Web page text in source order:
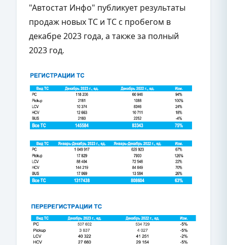
"Автостат Инфо" публикует результаты
продаж новых ТС и ТС с пробегом в
декабре 2023 года, а также за полный
2023 год.